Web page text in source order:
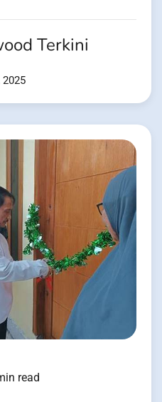
Terkini
2025
read